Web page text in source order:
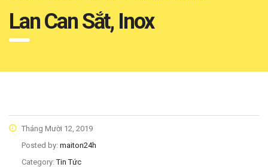
Lan Can Sắt, Inox
Tháng Mười 12, 2019
Posted by: maiton24h
Category:Tin Tức